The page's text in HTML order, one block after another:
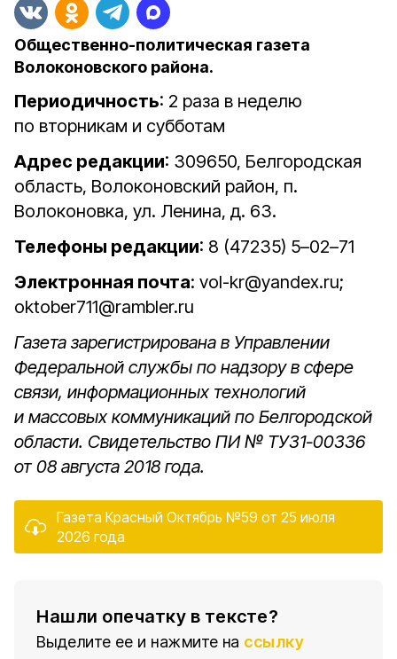
Общественно-политическая газета
Волоконовского района.
Периодичность: 2 раза в неделю
по вторникам и субботам
Адрес редакции: 309650, Белгородская
область, Волоконовский район, п.
Волоконовка, ул. Ленина, д. 63.
Телефоны редакции: 8 (47235) 5–02–71
Электронная почта: vol-kr@yandex.ru;
oktober711@rambler.ru
Газета зарегистрирована в Управлении
Федеральной службы по надзору в сфере
связи, информационных технологий
и массовых коммуникаций по Белгородской
области. Свидетельство ПИ № ТУ31-00336
от 08 августа 2018 года.
Газета Красный Октябрь №59 от 25 июля
2026 года
Нашли опечатку в тексте?
Выделите ее и нажмите на ссылку